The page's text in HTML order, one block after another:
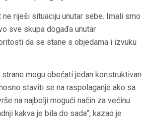
riješi situaciju unutar sebe. Imali smo
sve skupa događa unutar
da se stane s objedama i izvuku
mogu obećati jedan konstruktivan
staviti se na raspolaganje ako sa
na najbolji mogući način za većinu
kakva je bila do sada”, kazao je